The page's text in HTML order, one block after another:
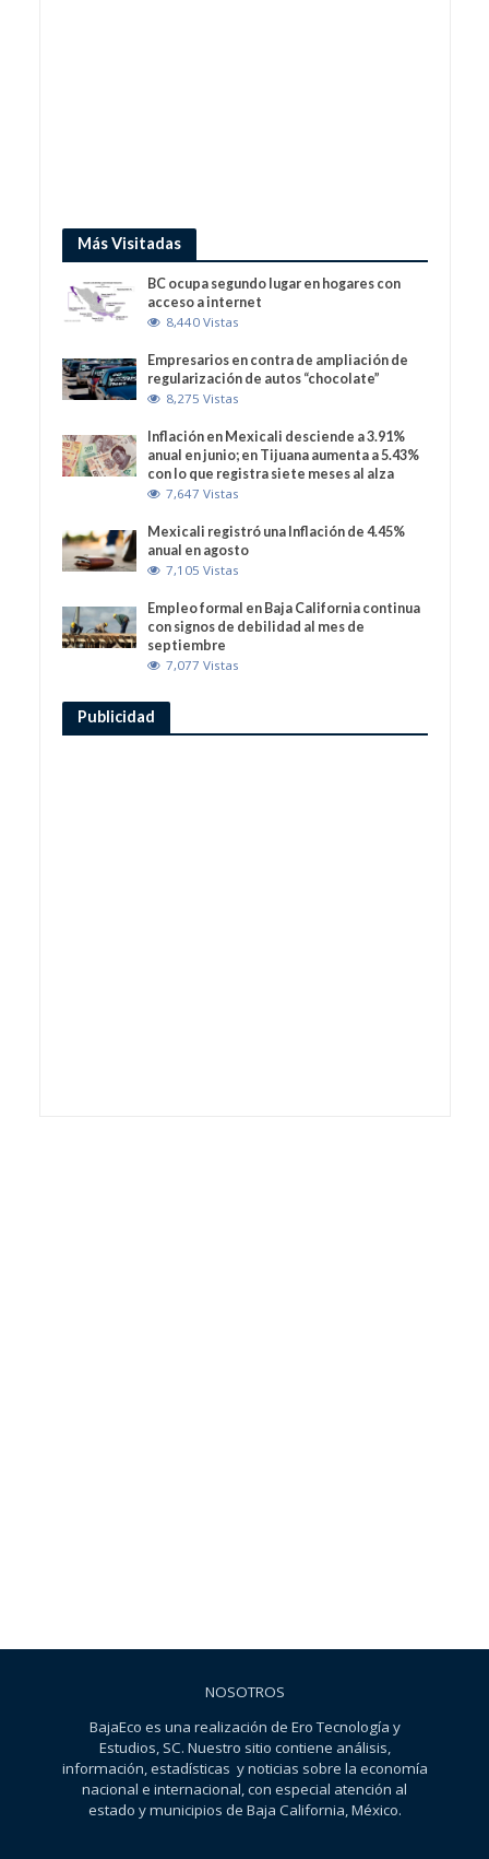
Más Visitadas
BC ocupa segundo lugar en hogares con
acceso a internet
8,440 Vistas
Empresarios en contra de ampliación de
regularización de autos “chocolate”
8,275 Vistas
Inflación en Mexicali desciende a 3.91%
anual en junio; en Tijuana aumenta a 5.43%
con lo que registra siete meses al alza
7,647 Vistas
Mexicali registró una Inflación de 4.45%
anual en agosto
7,105 Vistas
Empleo formal en Baja California continua
con signos de debilidad al mes de
septiembre
7,077 Vistas
Publicidad
NOSOTROS
BajaEco es una realización de Ero Tecnología y
Estudios, SC. Nuestro sitio contiene análisis,
información, estadísticas y noticias sobre la economía
nacional e internacional, con especial atención al
estado y municipios de Baja California, México.